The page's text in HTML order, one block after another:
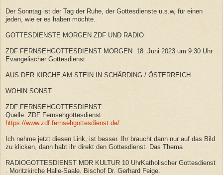
Der Sonntag ist der Tag der Ruhe, der Gottesdienste u.s.w, für einen
jeden, wie er es haben möchte.
GOTTESDIENSTE MORGEN ZDF UND RADIO
ZDF FERNSEHGOTTESDIENST MORGEN 18. Juni 2023 um 9:30 Uhr
Evangelischer Gottesdienst
AUS DER KIRCHE AM STEIN IN SCHÄRDING / ÖSTERREICH
WOHIN SONST
ZDF FERNSEHGOTTESDIENST
Quelle: ZDF Fernsehgottesdienst
https://www.zdf.fernsehgottesdienst.de/
Ich nehme jetzt diesen Link, ist besser. Ihr braucht dann nur auf das Bild
zu klicken, dann habt ihr direkt den Gottesdienst. Das Thema
RADIOGOTTESDIENST MDR KULTUR 10 UhrKatholischer Gottesdienst
. Moritzkirche Halle-Saale. Bischof Dr. Gerhard Feige.